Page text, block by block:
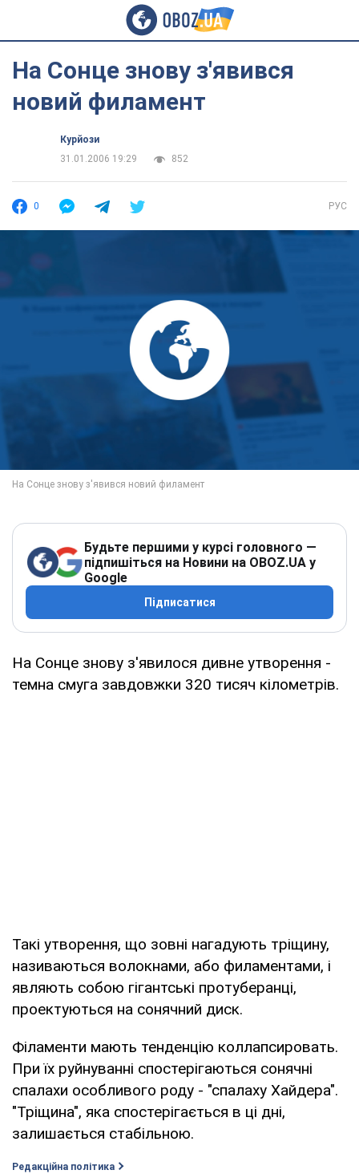
На Сонце знову з'явився
новий филамент
Курйози
31.01.2006 19:29
852
0 РУС
Будьте першими у курсі головного —
підпишіться на Новини на OBOZ.UA у
Google
Підписатися
На Сонце знову з'явилося дивне утворення -
темна смуга завдовжки 320 тисяч кілометрів.
Такі утворення, що зовні нагадують тріщину,
називаються волокнами, або филаментами, і
являють собою гігантські протуберанці,
проектуються на сонячний диск.
Філаменти мають тенденцію коллапсировать.
При їх руйнуванні спостерігаються сонячні
спалахи особливого роду - "спалаху Хайдера".
"Тріщина", яка спостерігається в ці дні,
залишається стабільною.
Редакційна політика